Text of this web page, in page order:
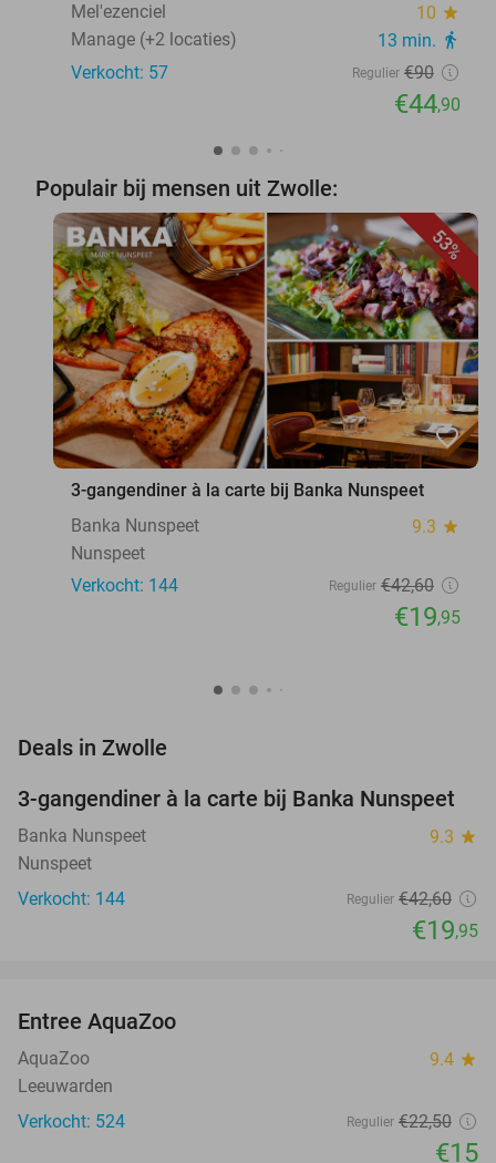
Mel'ezenciel
10 star
Manage (+2 locaties) 13 min. directions_walk
Verkocht: 57 Regulier €90
€44,90
Populair bij mensen uit Zwolle:
53%
favorite_border
3-gangendiner à la carte bij Banka Nunspeet
Banka Nunspeet
9.3 star
Nunspeet
Verkocht: 144
Regulier €42,60
€19,95
Deals in Zwolle
53%
3-gangendiner à la carte bij Banka Nunspeet
Banka Nunspeet 9.3 star
Nunspeet
Verkocht: 144
Regulier €42,60
€19,95
TODAY
Entree AquaZoo
AquaZoo 9.4 star
Leeuwarden
Verkocht: 524
Regulier €22,50
€15